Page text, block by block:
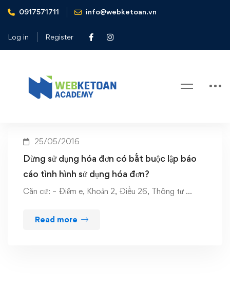
0917571711 info@webketoan.vn
Log in Register
Home Báo cáo tình hình sử dụng hóa đơn
Tag: Báo cáo tình hình sử dụng
25/05/2016
Dừng sử dụng hóa đơn có bắt buộc lập báo
cáo tình hình sử dụng hóa đơn?
Căn cứ: – Điểm e, Khoản 2, Điều 26, Thông tư …
Read more